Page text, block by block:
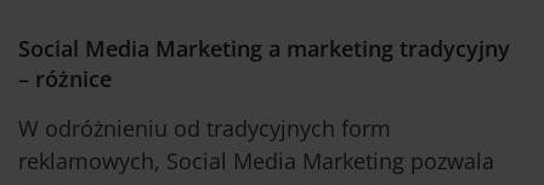
Social Media Marketing a marketing tradycyjny
– różnice
W odróżnieniu od tradycyjnych form
reklamowych, Social Media Marketing pozwala